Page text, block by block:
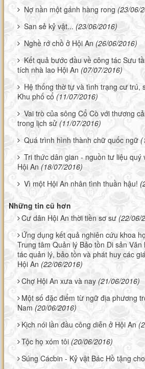
Nợ nần một gánh hàng rong (23/06/
San sẻ kỷ vật... (23/06/2016)
Nghề rớ chồ ở Hội An (26/06/2016)
Kết quả bước đầu về công tác Sưu
tích nhà lao Hội An (07/07/2016)
Hệ thống thờ tự và tình trạng cư trú,
Khu phố cổ (11/07/2016)
Vai trò của sông Cổ Cò với thương
trong lịch sử (11/07/2016)
Quá trình hình thành chữ quốc ngữ
Tri thức dân gian - nguồn tư liệu quý
Hội An (18/07/2016)
Vì một Hội An nhân tình thuần hậu!
Những tin cũ hơn
Cư dân Hội An thời tiền sơ sư (22/06/
Ứng dụng kết quả nghiên cứu khoa
Trung tâm Quản lý Bảo tồn Di sản Văn
tác quản lý, bảo tồn và phát huy các
Hội An (22/06/2016)
Chợ Hội An xưa và nay (21/06/2016)
Một số đặc điểm từ ngữ địa phương
Nam (20/06/2016)
Kịch nói lần đầu công diễn ở Hội An
Tộc họ xóm tôi (20/06/2016)
Súng Cácbin - Kỷ vật Bác Hồ tặng